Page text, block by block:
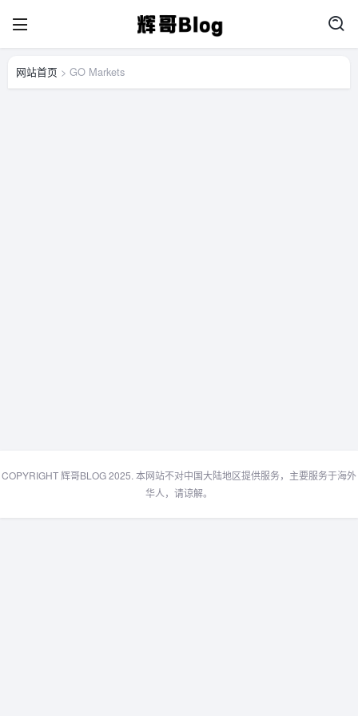
网站首页 > GO Markets
COPYRIGHT 辉哥BLOG 2025. 本网站不对中国大陆地区提供服务，主要服务于海外
华人，请谅解。